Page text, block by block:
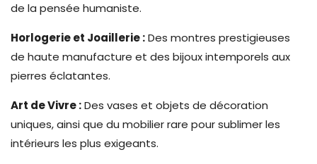
de la pensée humaniste.
Horlogerie et Joaillerie :Des montres prestigieuses
de haute manufacture et des bijoux intemporels aux
pierres éclatantes.
Art de Vivre :Des vases et objets de décoration
uniques, ainsi que du mobilier rare pour sublimer les
intérieurs les plus exigeants.